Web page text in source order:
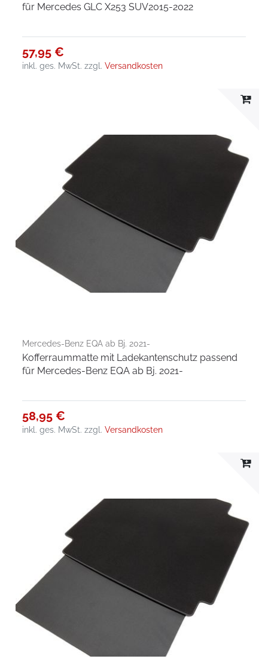
für Mercedes GLC X253 SUV2015-2022
57,95 €
inkl. ges. MwSt. zzgl.Versandkosten
Mercedes-Benz EQA ab Bj. 2021-
Kofferraummatte mit Ladekantenschutz passend
für Mercedes-Benz EQA ab Bj. 2021-
58,95 €
inkl. ges. MwSt. zzgl.Versandkosten